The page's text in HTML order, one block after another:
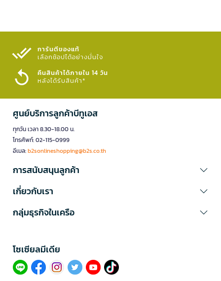
การันตีของแท้
เลือกช้อปได้อย่างมั่นใจ​
คืนสินค้าได้ภายใน 14 วัน
หลังได้รับสินค้า*
ศูนย์บริการลูกค้าบีทูเอส
ทุกวัน เวลา 8.30-18.00 น.
โทรศัพท์: 02-115-0999
อีเมล:b2sonlineshopping@b2s.co.th
การสนับสนุนลูกค้า
เกี่ยวกับเรา
กลุ่มธุรกิจในเครือ
โซเซียลมีเดีย​